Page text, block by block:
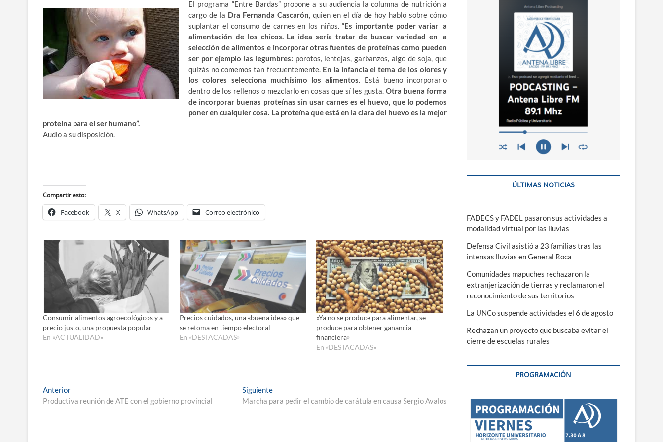
El programa “Entre Bardas” propone a su audiencia la columna de nutrición a
cargo de la Dra Fernanda Cascarón, quien en el día de hoy habló sobre cómo
suplantar el consumo de carnes en los niños. “Es importante poder variar la
alimentación de los chicos. La idea sería tratar de buscar variedad en la
selección de alimentos e incorporar otras fuentes de proteínas como pueden
ser por ejemplo las legumbres: porotos, lentejas, garbanzos, algo de soja, que
quizás no comemos tan frecuentemente. En la infancia el tema de los olores y
los colores selecciona muchísimo los alimentos. Está bueno incorporarlo
dentro de los rellenos o mezclarlo en cosas que sí les gusta. Otra buena forma
de incorporar buenas proteínas sin usar carnes es el huevo, que lo podemos
poner en cualquier cosa. La proteína que está en la clara del huevo es la mejor
proteína para el ser humano”.
Audio a su disposición.
Compartir esto:
Facebook X WhatsApp Correo electrónico
Consumir alimentos agroecológicos y a
precio justo, una propuesta popular
En «ACTUALIDAD»
Precios cuidados, una «buena idea» que
se retoma en tiempo electoral
En «DESTACADAS»
«Ya no se produce para alimentar, se
produce para obtener ganancia
financiera»
En «DESTACADAS»
Navegación
de
AnteriorEntrada
anterior:
Productiva reunión de ATE con el gobierno provincial
SiguienteEntrada
siguiente:
Marcha para pedir el cambio de carátula en causa Sergio Avalos
ÚLTIMAS NOTICIAS
FADECS y FADEL pasaron sus actividades a
modalidad virtual por las lluvias
Defensa Civil asistió a 23 familias tras las
intensas lluvias en General Roca
Comunidades mapuches rechazaron la
extranjerización de tierras y reclamaron el
reconocimiento de sus territorios
La UNCo suspende actividades el 6 de agosto
Rechazan un proyecto que buscaba evitar el
cierre de escuelas rurales
PROGRAMACIÓN